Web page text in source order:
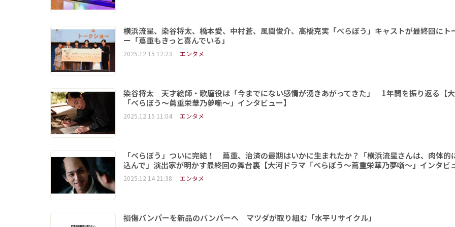
横浜流星、染谷将太、橋本愛、中村蒼、風間俊介、高橋克実「べらぼう」キャストが最終回にト
ー「蔦重もきっと喜んでいる」
2025.12.15 12:23 エンタメ
染谷将太 天才絵師・歌麿役は「今までにない感情が湧きあがってきた」 1年間を振り返る【
「べらぼう〜蔦重栄華乃夢噺〜」インタビュー】
2025.12.15 11:04 エンタメ
「べらぼう」ついに完結！ 蔦重、治済の最期はいかに生まれたか？「横浜流星さんは、肉体的
込んで」演出家が明かす最終回の舞台裏【大河ドラマ「べらぼう〜蔦重栄華乃夢噺〜」インタビ
2025.12.14 21:38 エンタメ
損傷バンパーを新品のバンパーへ マツダが取り組む「水平リサイクル」